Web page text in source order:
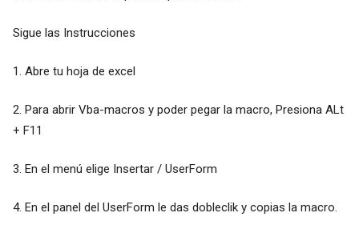
Sigue las Instrucciones
1. Abre tu hoja de excel
2. Para abrir Vba-macros y poder pegar la macro, Presiona ALt
+ F11
3. En el menú elige Insertar / UserForm
4. En el panel del UserForm le das dobleclik y copias la macro.